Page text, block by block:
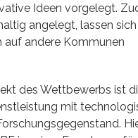
Ideen vorgelegt.
angelegt, lassen
auf andere Kommunen
des Wettbewerbs ist
mit